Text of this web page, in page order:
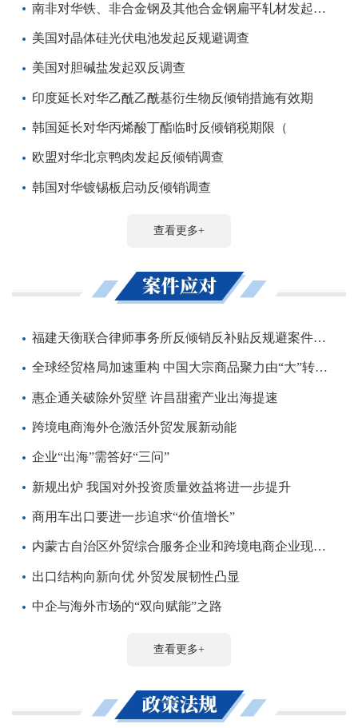
南非对华铁、非合金钢及其他合金钢扁平轧材发起反倾销调查
美国对晶体硅光伏电池发起反规避调查
美国对胆碱盐发起双反调查
印度延长对华乙酰乙酰基衍生物反倾销措施有效期
韩国延长对华丙烯酸丁酯临时反倾销税期限（
欧盟对华北京鸭肉发起反倾销调查
韩国对华镀锡板启动反倾销调查
查看更多+
福建天衡联合律师事务所反倾销反补贴反规避案件咨询平台
全球经贸格局加速重构 中国大宗商品聚力由“大”转“强”
惠企通关破除外贸壁 许昌甜蜜产业出海提速
跨境电商海外仓激活外贸发展新动能
企业“出海”需答好“三问”
新规出炉 我国对外投资质量效益将进一步提升
商用车出口要进一步追求“价值增长”
内蒙古自治区外贸综合服务企业和跨境电商企业现场交流会召开
出口结构向新向优 外贸发展韧性凸显
中企与海外市场的“双向赋能”之路
查看更多+